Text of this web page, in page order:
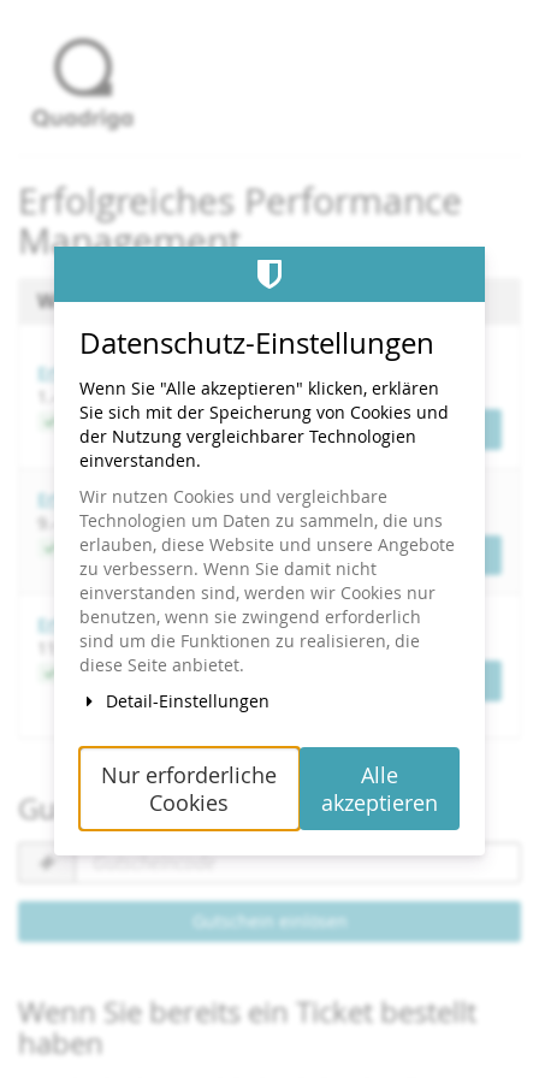
Haupt-
springen
Erfolgreiches Performance
Management
Wählen Sie einen Termin aus
Erfolgreiches Performance Management
bis
2. September 2026
Jetzt buchen Tickets
Erfolgreiches Performance Management
9.
bis
10. Dezember 2026
Jetzt buchen Tickets
Erfolgreiches Performance Management
bis
12. Mai 2027
Jetzt buchen
Gutschein einlösen
Gutscheincode
erforderlich
Gutschein einlösen
Wenn Sie bereits ein Ticket bestellt
haben
Datenschutz-Einstellungen
Wenn Sie "Alle akzeptieren" klicken, erklären
Sie sich mit der Speicherung von Cookies und
der Nutzung vergleichbarer Technologien
einverstanden.
Wir nutzen Cookies und vergleichbare
Technologien um Daten zu sammeln, die uns
erlauben, diese Website und unsere Angebote
zu verbessern. Wenn Sie damit nicht
einverstanden sind, werden wir Cookies nur
benutzen, wenn sie zwingend erforderlich
sind um die Funktionen zu realisieren, die
diese Seite anbietet.
Detail-Einstellungen
Nur erforderliche
Cookies
Alle
akzeptieren